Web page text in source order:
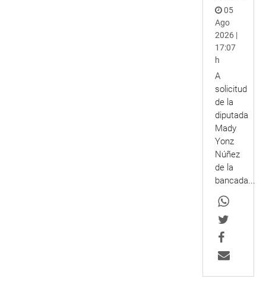
05
Ago
2026 |
17:07
h
A
solicitud
de la
diputada
Mady
Yonz
Núñez
de la
bancada...